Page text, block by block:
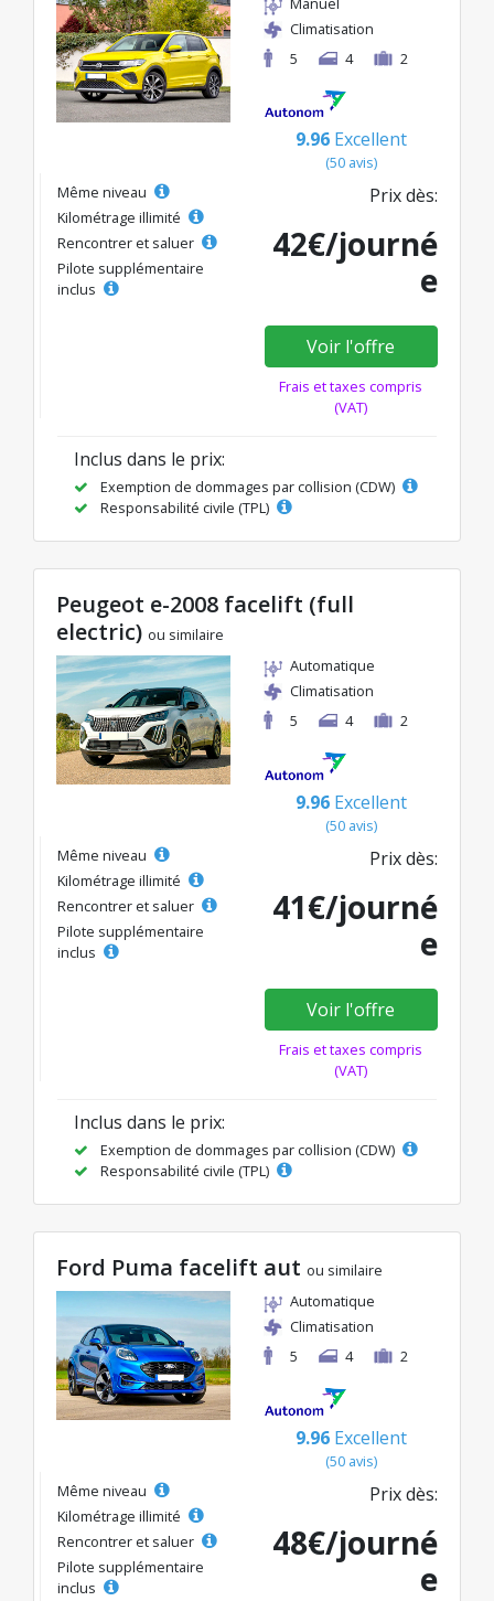
Climatisation
5
4 2
9.96 Excellent
(50 avis)
Même niveau
Kilométrage illimité
Rencontrer et saluer
Pilote supplémentaire
inclus
Prix dès:
42€/journé
e
Voir l'offre
Frais et taxes compris
(VAT)
Inclus dans le prix:
Exemption de dommages par collision (CDW)
Responsabilité civile (TPL)
Peugeot e-2008 facelift (full
electric) ou similaire
Automatique
Climatisation
5
4 2
9.96 Excellent
(50 avis)
Même niveau
Kilométrage illimité
Rencontrer et saluer
Pilote supplémentaire
inclus
Prix dès:
41€/journé
e
Voir l'offre
Frais et taxes compris
(VAT)
Inclus dans le prix:
Exemption de dommages par collision (CDW)
Responsabilité civile (TPL)
Ford Puma facelift aut ou similaire
Automatique
Climatisation
5
4 2
9.96 Excellent
(50 avis)
Même niveau
Kilométrage illimité
Rencontrer et saluer
Pilote supplémentaire
inclus
Prix dès:
48€/journé
e